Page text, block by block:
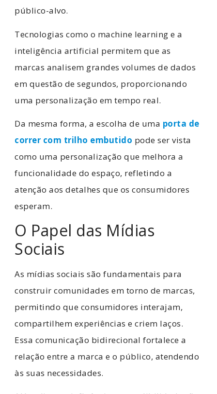
público-alvo.
Tecnologias como o machine learning e a
inteligência artificial permitem que as
marcas analisem grandes volumes de dados
em questão de segundos, proporcionando
uma personalização em tempo real.
Da mesma forma, a escolha de uma porta de
correr com trilho embutido pode ser vista
como uma personalização que melhora a
funcionalidade do espaço, refletindo a
atenção aos detalhes que os consumidores
esperam.
O Papel das Mídias
Sociais
As mídias sociais são fundamentais para
construir comunidades em torno de marcas,
permitindo que consumidores interajam,
compartilhem experiências e criem laços.
Essa comunicação bidirecional fortalece a
relação entre a marca e o público, atendendo
às suas necessidades.